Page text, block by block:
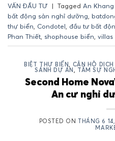
VẤN ĐẦU TƯ
| Tagged An Khang
bất động sản nghỉ dưỡng
thự biển Condotel đầu tư bất
Phan Thiết shophouse biển villas
BIỆT THỰ BIỂN CĂN HỘ DỊCH
SÁNH DỰ ÁN TÂM SỰ
Second Home
An cư nghỉ
POSTED ONTHÁNG 6